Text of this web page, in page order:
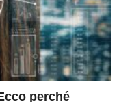
perché